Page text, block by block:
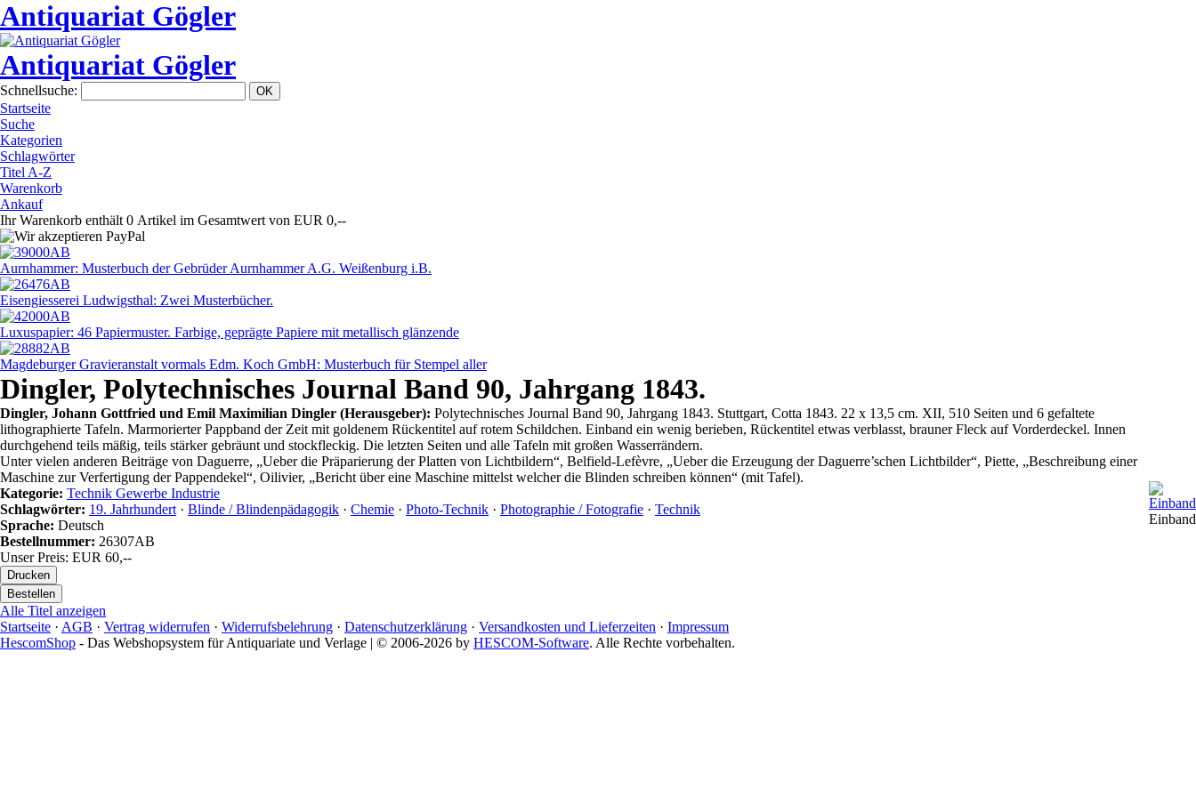
Antiquariat Gögler
Antiquariat Gögler
Schnellsuche:
Startseite
Suche
Kategorien
Schlagwörter
Titel A-Z
Warenkorb
Ankauf
Ihr Warenkorb enthält 0 Artikel im Gesamtwert von EUR 0,--
Aurnhammer: Musterbuch der Gebrüder Aurnhammer A.G. Weißenburg i.B.
Eisengiesserei Ludwigsthal: Zwei Musterbücher.
Luxuspapier: 46 Papiermuster. Farbige, geprägte Papiere mit metallisch glänzende
Magdeburger Gravieranstalt vormals Edm. Koch GmbH: Musterbuch für Stempel aller
Dingler, Polytechnisches Journal Band 90, Jahrgang 1843.
Dingler, Johann Gottfried und Emil Maximilian Dingler (Herausgeber): Polytechnisches Journal Band 90, Jahrgang 1843. Stuttgart, Cotta 1843. 22 x 13,5 cm. XII, 510 Seiten und 6 gefaltete
lithographierte Tafeln. Marmorierter Pappband der Zeit mit goldenem Rückentitel auf rotem Schildchen. Einband ein wenig berieben, Rückentitel etwas verblasst, brauner Fleck auf Vorderdeckel. Innen
durchgehend teils mäßig, teils stärker gebräunt und stockfleckig. Die letzten Seiten und alle Tafeln mit großen Wasserrändern.
Unter vielen anderen Beiträge von Daguerre, „Ueber die Präparierung der Platten von Lichtbildern“, Belfield-Lefèvre, „Ueber die Erzeugung der Daguerre’schen Lichtbilder“, Piette, „Beschreibung einer
Maschine zur Verfertigung der Pappendekel“, Oilivier, „Bericht über eine Maschine mittelst welcher die Blinden schreiben können“ (mit Tafel).
Kategorie: Technik Gewerbe Industrie
Schlagwörter: 19. Jahrhundert · Blinde / Blindenpädagogik · Chemie · Photo-Technik · Photographie / Fotografie · Technik
Sprache: Deutsch
Bestellnummer: 26307AB
Unser Preis: EUR 60,--
Einband
Alle Titel anzeigen
Startseite · AGB · Vertrag widerrufen · Widerrufsbelehrung · Datenschutzerklärung · Versandkosten und Lieferzeiten · Impressum
HescomShop - Das Webshopsystem für Antiquariate und Verlage | © 2006-2026 by HESCOM-Software. Alle Rechte vorbehalten.